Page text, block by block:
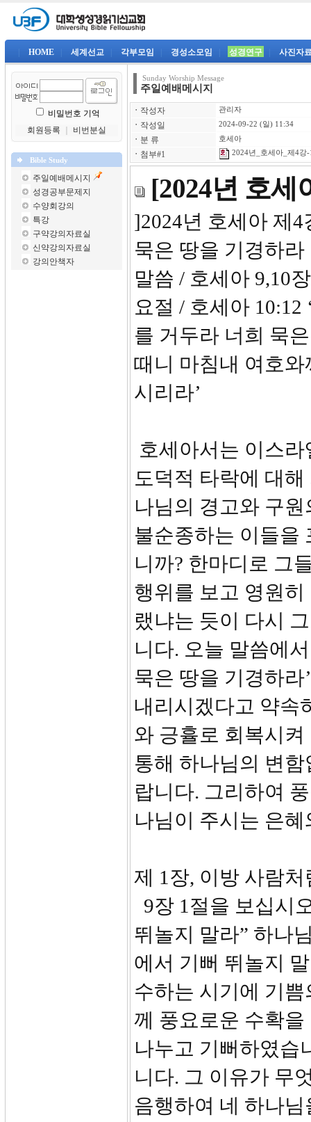
HOME 세계선교 각부모임 경성소모임 성경연구 사진자
비밀번호 기억
회원등록
비번분실
Bible Study
주일예배메시지
성경공부문제지
수양회강의
특강
구약강의자료실
신약강의자료실
강의안책자
Sunday Worship Message
주일예배메시지
ㆍ 작성자 관리자
ㆍ 작성일 2024-09-22 (일) 11:34
ㆍ 분 류 호세아
ㆍ 첨부#1 2024년_호세아_제4강-
[2024년 호세
]2024년 호
묵은 땅을 기경하라
말씀 / 호세아 9,10장
요절 / 호세아
를 거두라 너희 묵
때니 마침내 여호
시리라’
호세아서는 이스
도덕적 타락에 대
나님의 경고와 구
불순종하는 이들을
니까? 한마디로 그
행위를 보고 영원
랬냐는 듯이 다시
니다. 오늘 말씀에
묵은 땅을 기경하
내리시겠다고 약속
와 긍휼로 회복시
통해 하나님의 변
랍니다. 그리하여
나님이 주시는 은
제 1장, 이방 사람
9장 1절을 보십시
뛰놀지 말라” 하나
에서 기뻐 뛰놀지
수하는 시기에 기
께 풍요로운 수확
나누고 기뻐하였습
니다. 그 이유가 무
음행하여 네 하나